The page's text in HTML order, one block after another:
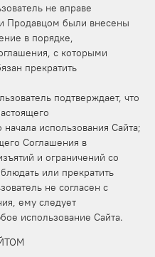
не вправе
Продавцом были внесены
в порядке,
с которыми
прекратить
подтверждает, что
использования Сайта;
Соглашения в
и ограничений со
или прекратить
не согласен с
ему следует
использование Сайта.